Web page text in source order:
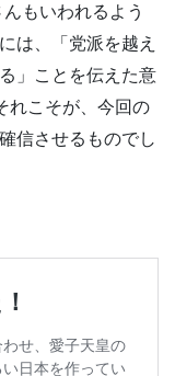
もいわれるよう
は、「党派を越え
」ことを伝えた意
れこそが、今回の
信させるものでし